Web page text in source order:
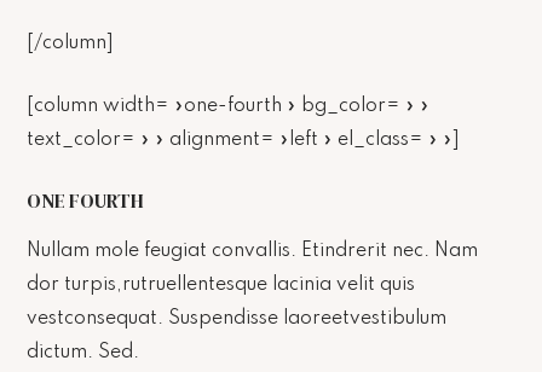
[/column]
[column width= »one-fourth » bg_color= » »
text_color= » » alignment= »left » el_class= » »]
ONE FOURTH
Nullam mole feugiat convallis. Etindrerit nec. Nam
dor turpis,rutruellentesque lacinia velit quis
vestconsequat. Suspendisse laoreetvestibulum
dictum. Sed.